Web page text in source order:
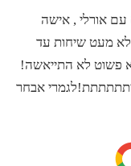
עם אורלי , אישה
לא מעט שיחות עד
פשוט לא התייאשה!
אבחר